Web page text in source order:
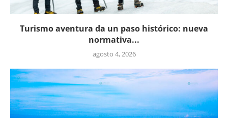
Turismo aventura da un paso histórico: nueva
normativa...
agosto 4, 2026